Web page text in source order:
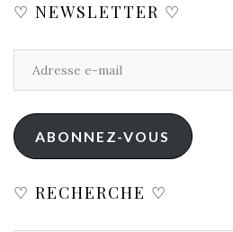
♡ NEWSLETTER ♡
ABONNEZ-VOUS
♡ RECHERCHE ♡